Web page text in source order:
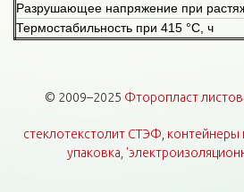
Разрушающее напряжение при
Термостабильность при 415 °С, ч
© 2009–2025 Фторопласт
стеклотекстолит СТЭФ, контейнеры
упаковка,